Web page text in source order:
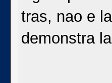
tras, nao e
demonstra